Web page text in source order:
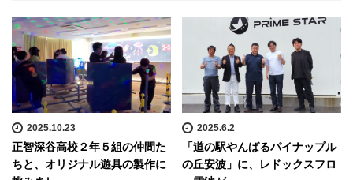
2025.10.23
正智深谷高校２年５組の仲間た
ちと、オリジナル遊具の製作に
2025.6.2
「道の駅やんばるパイナップル
の丘安波」に、レドックスフロ